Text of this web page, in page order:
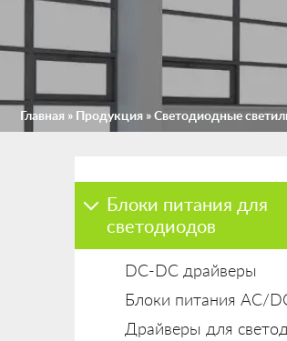
Главная » Продукция » Светодиодные
Блоки питания для
светодиодов
DC-DC драйверы
Блоки питания AC/
Драйверы для